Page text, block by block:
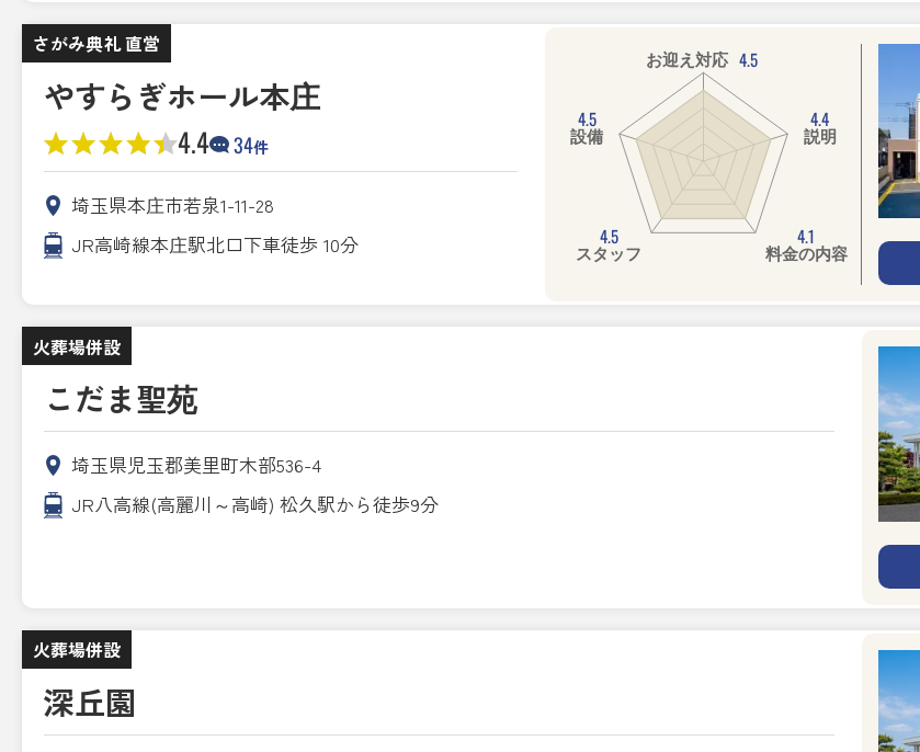
さがみ典礼 直営
やすらぎホール本庄
4.4 34件
埼玉県本庄市若泉1-11-28
JR高崎線本庄駅北口下車徒歩 10分
お迎え対応 4.5
4.4
説明
4.1
料金の内容
4.5
スタッフ
4.5
設備
火葬場併設
こだま聖苑
埼玉県児玉郡美里町木部536-4
JR八高線(高麗川～高崎) 松久駅から徒歩9分
火葬場併設
深丘園